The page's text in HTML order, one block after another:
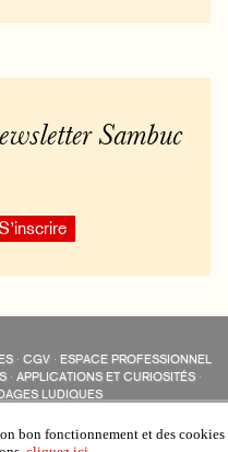
Sambuc
· CGV· ESPACE PROFESSIONNEL
· APPLICATIONS ET CURIOSITÉS ·
LUDIQUES
REVUE LITTÉRAIREL’EAU-FORTE
LES ÉDISOLUM »
bon fonctionnement et des cookies